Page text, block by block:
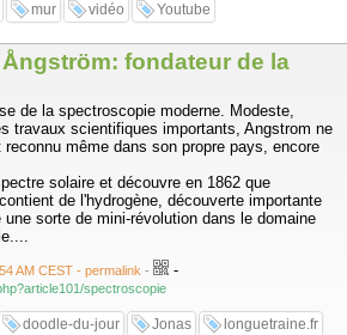
mur vidéo Youtube
fondateur de la
de la spectroscopie moderne. Modeste,
travaux scientifiques importants, Angstrom ne
même dans son propre pays, encore
solaire et découvre en 1862 que
de l'hydrogène, découverte importante
sorte de mini-révolution dans le domaine
AM CEST - permalink - -
spectroscopie
doodle-du-jour Jonas longuetraine.fr